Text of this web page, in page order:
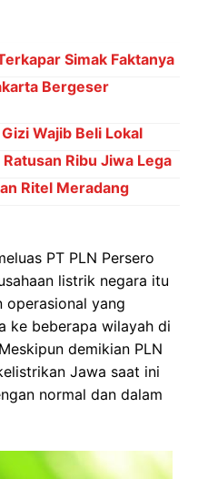
Simak Faktanya
Bergeser
Wajib Beli Lokal
Ribu Jiwa Lega
Ritel Meradang
PT PLN Persero
listrik negara itu
operasional yang
ke beberapa wilayah di
demikian PLN
Jawa saat ini
normal dan dalam